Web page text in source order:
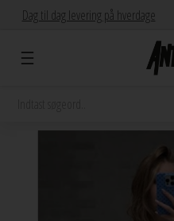
Dag til dag levering på hverdage